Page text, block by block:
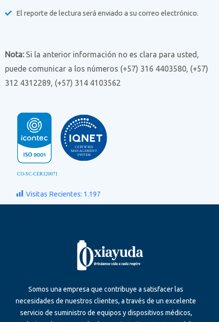
El reporte de lectura será enviado a su correo electrónico.
Nota: Si la anterior información no es clara para usted,
puede comunicar a los números (+57) 316 4403580, (+57)
312 4312289, (+57) 314 4103562
Visitas Recientes: 1.197
Somos una empresa que contribuye a satisfacer las
necesidades de nuestros clientes, a través de un excelente
servicio de suministro de equipos y dispositivos médicos,